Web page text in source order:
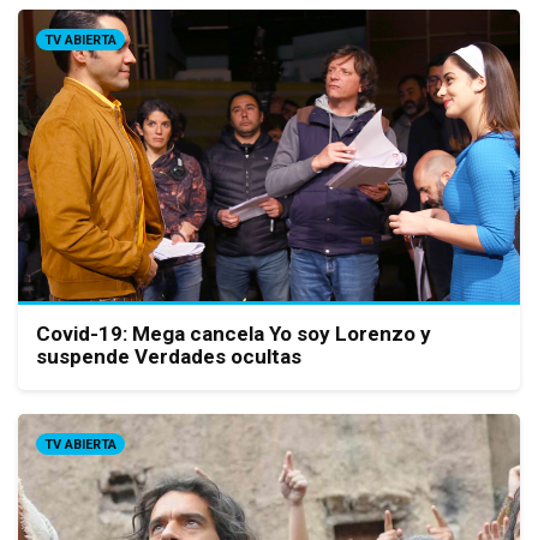
TV ABIERTA
Covid-19: Mega cancela Yo soy Lorenzo y
suspende Verdades ocultas
TV ABIERTA